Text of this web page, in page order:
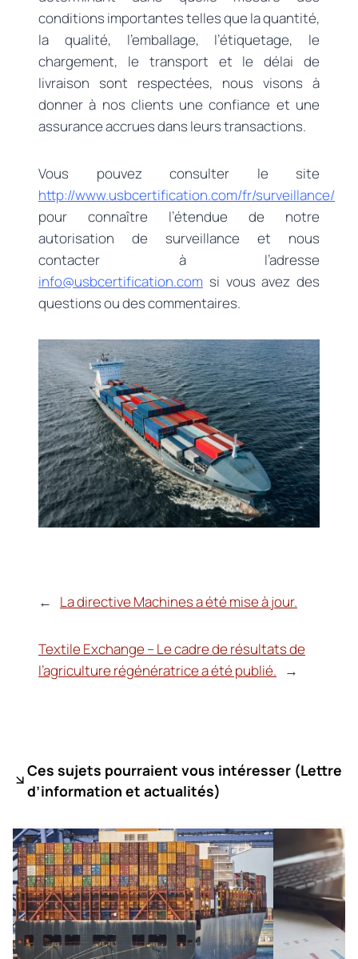
conditions importantes telles que la quantité,
la qualité, l’emballage, l’étiquetage, le
chargement, le transport et le délai de
livraison sont respectées, nous visons à
donner à nos clients une confiance et une
assurance accrues dans leurs transactions.
Vous pouvez consulter le site
http://www.usbcertification.com/fr/surveillance/
pour connaître l’étendue de notre
autorisation de surveillance et nous
contacter à l’adresse
info@usbcertification.com si vous avez des
questions ou des commentaires.
← La directive Machines a été mise à jour.
Textile Exchange – Le cadre de résultats de
l’agriculture régénératrice a été publié.
→
Ces sujets pourraient vous intéresser (Lettre
d’information et actualités)